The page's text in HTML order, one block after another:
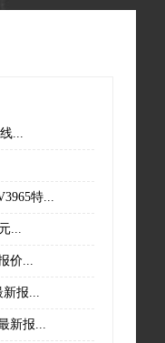
...
特...
...
价...
新报...
新报...